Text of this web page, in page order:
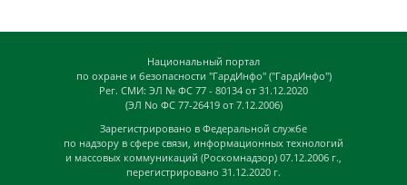
Национальный портал
по охране и безопасности "ГардИнфо" ("ГардИнфо")
Рег. СМИ: ЭЛ № ФС 77 - 80134 от 31.12.2020
(ЭЛ No ФС 77-26419 от 7.12.2006)
Зарегистрировано в Федеральной службе
по надзору в сфере связи, информационных технологий
и массовых коммуникаций (Роскомнадзор) 07.12.2006 г.,
перегистрировано 31.12.2020 г.